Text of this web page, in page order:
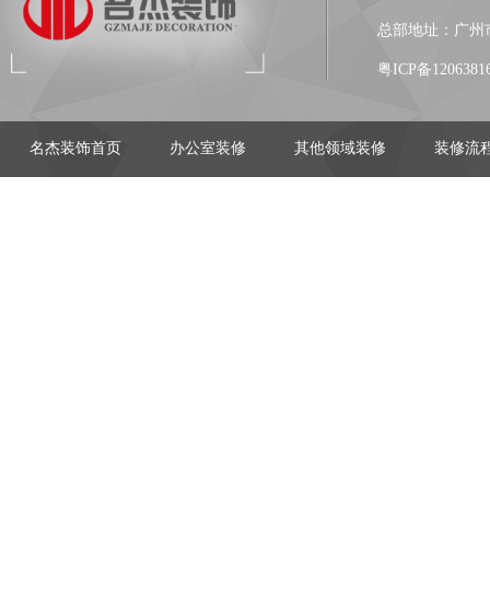
总部地址：广州
粤ICP备
名杰装饰首页 办公室装修 其他领域装修 装修流